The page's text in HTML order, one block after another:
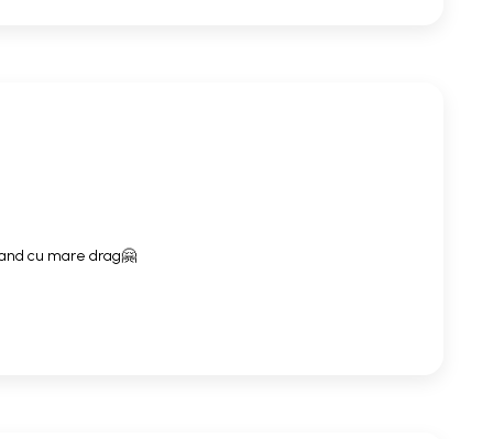
cu mare drag🤗